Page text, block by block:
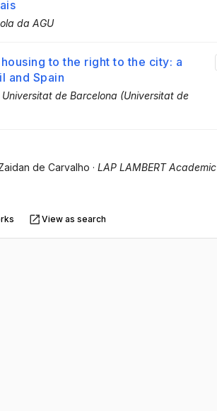
da AGU
to the right to the city: a
and Spain
de Barcelona (Universitat de
de Carvalho · LAP LAMBERT Academic
View as search